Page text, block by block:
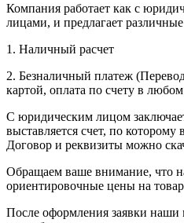
Компания работает как с
лицами, и предлагает
1. Наличный расчет
2. Безналичный платеж
картой, оплата по счету в
С юридическим лицом
выставляется счет, по которому
Договор и реквизиты можно
Обращаем ваше внимание, что
ориентировочные цены на
После оформления заявки